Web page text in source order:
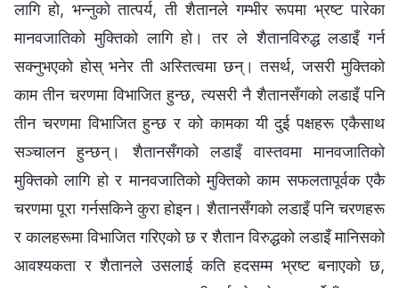
लागि हो, भन्नुको तात्पर्य, ती शैतानले गम्भीर रूपमा भ्रष्ट पारेका
मानवजातिको मुक्तिको लागि हो। तर ले शैतानविरुद्ध लडाइँ गर्न
सक्नुभएको होस् भनेर ती अस्तित्वमा छन्। तसर्थ, जसरी मुक्तिको
काम तीन चरणमा विभाजित हुन्छ, त्यसरी नै शैतानसँगको लडाइँ पनि
तीन चरणमा विभाजित हुन्छ र को कामका यी दुई पक्षहरू एकैसाथ
सञ्चालन हुन्छन्। शैतानसँगको लडाइँ वास्तवमा मानवजातिको
मुक्तिको लागि हो र मानवजातिको मुक्तिको काम सफलतापूर्वक एकै
चरणमा पूरा गर्नसकिने कुरा होइन। शैतानसँगको लडाइँ पनि चरणहरू
र कालहरूमा विभाजित गरिएको छ र शैतान विरुद्धको लडाइँ मानिसको
आवश्यकता र शैतानले उसलाई कति हदसम्म भ्रष्ट बनाएको छ,